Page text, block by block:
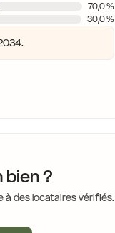
70,0 %
30,0 %
bien ?
des locataires vérifiés.